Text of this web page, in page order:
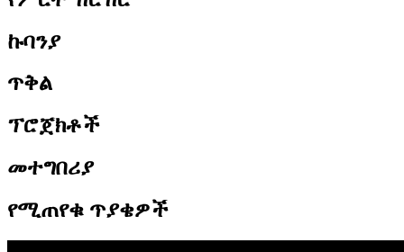
ኩባንያ
ጥቅል
ፕሮጀክቶች
መተግበሪያ
የሚጠየቁ ጥያቄዎች